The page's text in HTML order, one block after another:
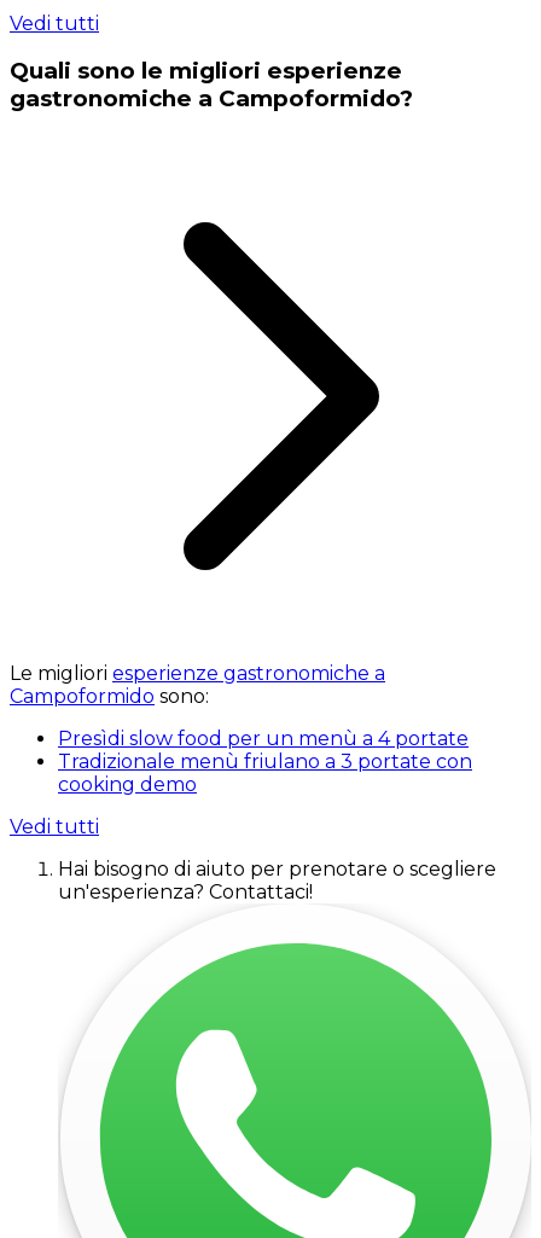
Vedi tutti
Quali sono le migliori esperienze
gastronomiche a Campoformido?
Le migliori esperienze gastronomiche a
Campoformido sono:
Presìdi slow food per un menù a 4 portate
Tradizionale menù friulano a 3 portate con
cooking demo
Vedi tutti
Hai bisogno di aiuto per prenotare o scegliere
un'esperienza? Contattaci!